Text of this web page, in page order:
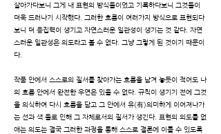
살아가다보니 그게 내 표현의 방식들이었고 기록하다보니 그것들이
더욱 드러나기 시작했다. 그러한 흐름이 여러가지 방식으로 표현되다
보니 더 응집력이 생기고 자연스러운 일관성이 생기는 것 같다. 자연
스러운 일관성은 의도라고 볼 수 없다. 그냥 그렇게 된 것이기 때문이
다.
작품 안에서 스스로의 질서를 찾아가는 흐름을 남겨 놓듯이 적어도 나
의 흐름 안에서 완전한 우연은 있을 수 없다. 규칙이 생기기 전에 그것
을 의식하여 다시 흐름을 담고 그 안에서 유(有)의미하게 이어져나가
는 선과 색 들로 인해 그 자체로서의 질서가 생긴다. 표현의 의도를 없
애는 의도는 결국 그러한 과정을 통해 스스로 결론에 이를 수 있도록